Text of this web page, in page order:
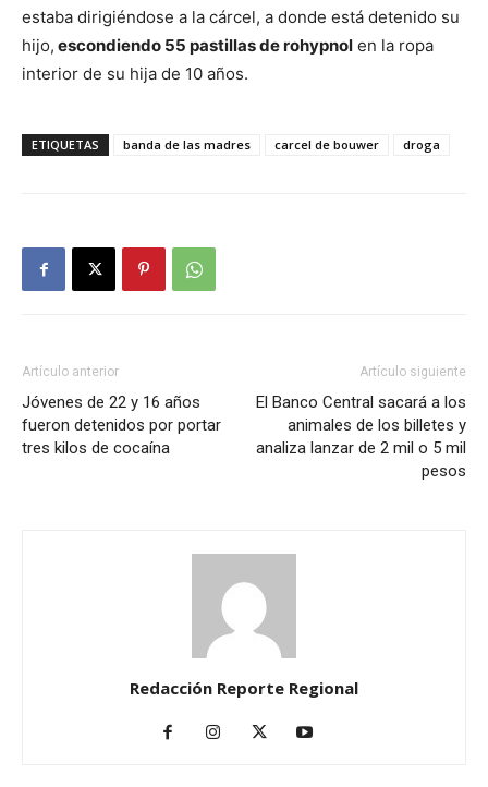
estaba dirigiéndose a la cárcel, a donde está detenido su
hijo, escondiendo 55 pastillas de rohypnol en la ropa
interior de su hija de 10 años.
ETIQUETAS banda de las madres carcel de bouwer droga
Artículo anterior
Jóvenes de 22 y 16 años
fueron detenidos por portar
tres kilos de cocaína
Artículo siguiente
El Banco Central sacará a los
animales de los billetes y
analiza lanzar de 2 mil o 5 mil
pesos
Redacción Reporte Regional